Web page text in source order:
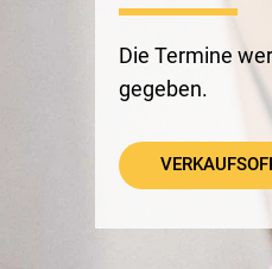
Die Termine
gegeben.